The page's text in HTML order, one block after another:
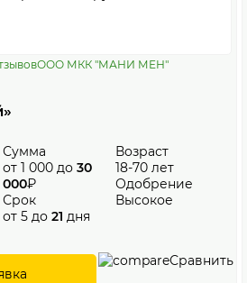
ООО МКК "МАНИ МЕН"
Сумма
от 1 000 до 30
000₽
Срок
от 5 до 21 дня
Возраст
18-70 лет
Одобрение
Высокое
Сравнить